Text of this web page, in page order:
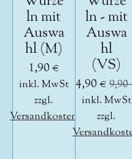
ln mit
Auswa
hl (M)
1,90 €
inkl. MwSt
zzgl.
Versandkosten
ln - mit
Auswa
hl
(VS)
4,90 € 9,90
inkl. MwSt
zzgl.